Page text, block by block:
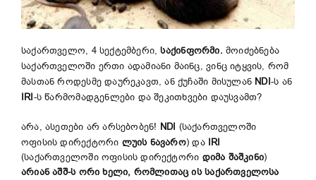
საქართველო, 4 სექტემბერი,საქინფორმი. მოიძებნება
საქართველოში ერთი ადამიანი მაინც, ვინც იტყვის, რომ
მასთან როდესმე დაურეკავთ, ან ქუჩაში მისულან NDI-ს ან
IRI-ს წარმომადგენლები და შეკითხვები დაუსვამთ?
არა, ასეთები არ არსებობენ! NDI (საქართველოში
ოფისის დირექტორი ლუის ნავარო) და IRI
(საქართველოში ოფისის დირექტორი დიმა შაშკინი)
არიან აშშ-ს ორი ხელი, რომლითაც ის საქართველოსა